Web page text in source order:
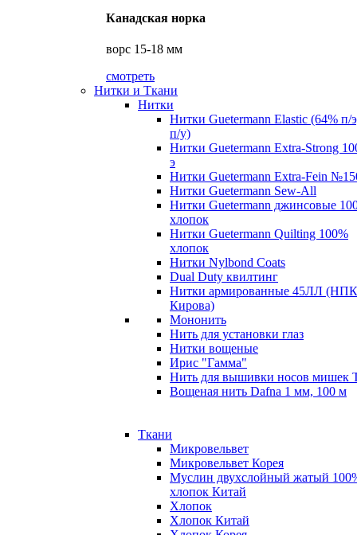
Канадская норка
ворс 15-18 мм
смотреть
Нитки и Ткани
Нитки
Нитки Guetermann Elastic (64% п/
п/у)
Нитки Guetermann Extra-Strong
э
Нитки Guetermann Extra-Fein
Нитки Guetermann Sew-All
Нитки Guetermann джинсовые
хлопок
Нитки Guetermann Quilting 100%
хлопок
Нитки Nylbond Coats
Dual Duty квилтинг
Нитки армированные 45ЛЛ
Кирова)
Мононить
Нить для установки глаз
Нитки вощеные
Ирис "Гамма"
Нить для вышивки носов мишек
Вощеная нить Dafna 1 мм, 100 м
Ткани
Микровельвет
Микровельвет Корея
Муслин двухслойный жатый
хлопок Китай
Хлопок
Хлопок Китай